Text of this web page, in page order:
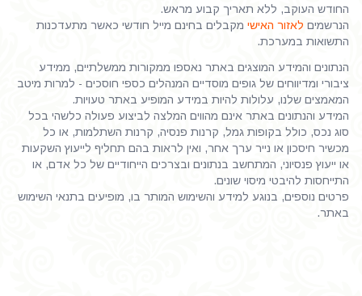
החודש העוקב, ללא תאריך קבוע מראש.
הנרשמים לאזור האישי מקבלים בחינם מייל חודשי כאשר מתעדכנות
התשואות במערכת.
הנתונים והמידע המוצגים באתר נאספו ממקורות ממשלתיים, ממידע
ציבורי ומדיווחים של גופים מוסדיים המנהלים כספי חוסכים - למרות מיטב
המאמצים שלנו, עלולות להיות במידע המופיע באתר טעויות.
המידע והנתונים באתר אינם מהווים המלצה לביצוע פעולה כלשהי בכל
סוג נכס, כולל בקופות גמל, קרנות פנסיה, קרנות השתלמות, או כל
מכשיר חיסכון או נייר ערך אחר, ואין לראות בהם תחליף לייעוץ השקעות
או ייעוץ פנסיוני, המתחשב בנתונים ובצרכים הייחודיים של כל אדם, או
התייחסות להיבטי מיסוי שונים.
פרטים נוספים, בנוגע למידע והשימוש המותר בו, מופיעים בתנאי השימוש
באתר.